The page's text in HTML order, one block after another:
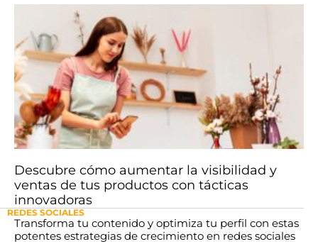
Descubre cómo aumentar la visibilidad y
ventas de tus productos con tácticas
innovadoras
REDES SOCIALES
Transforma tu contenido y optimiza tu perfil con estas
potentes estrategias de crecimiento en redes sociales